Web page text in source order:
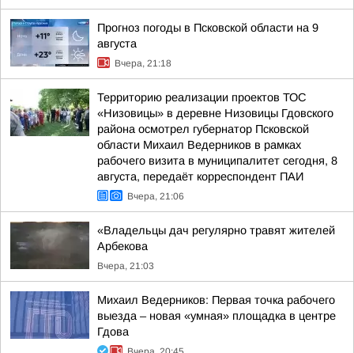
Прогноз погоды в Псковской области на 9
августа
Вчера, 21:18
Территорию реализации проектов ТОС
«Низовицы» в деревне Низовицы Гдовского
района осмотрел губернатор Псковской
области Михаил Ведерников в рамках
рабочего визита в муниципалитет сегодня, 8
августа, передаёт корреспондент ПАИ
Вчера, 21:06
«Владельцы дач регулярно травят жителей
Арбекова
Вчера, 21:03
Михаил Ведерников: Первая точка рабочего
выезда – новая «умная» площадка в центре
Гдова